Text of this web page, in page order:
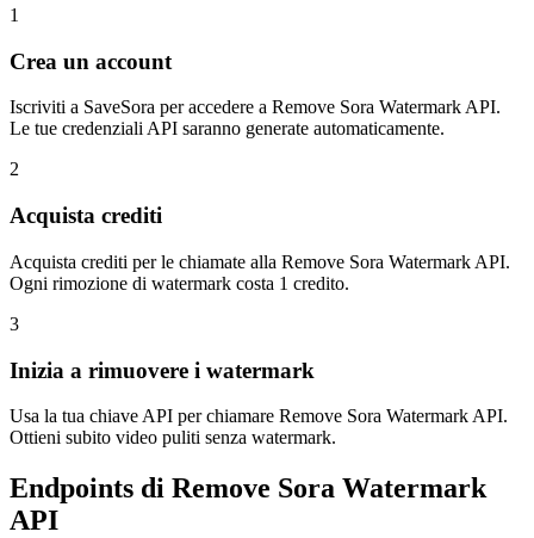
1
Crea un account
Iscriviti a SaveSora per accedere a Remove Sora Watermark API.
Le tue credenziali API saranno generate automaticamente.
2
Acquista crediti
Acquista crediti per le chiamate alla Remove Sora Watermark API.
Ogni rimozione di watermark costa 1 credito.
3
Inizia a rimuovere i watermark
Usa la tua chiave API per chiamare Remove Sora Watermark API.
Ottieni subito video puliti senza watermark.
Endpoints di Remove Sora Watermark
API